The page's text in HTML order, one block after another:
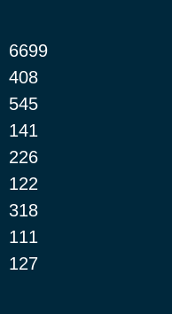
6699
408
545
141
226
122
318
111
127